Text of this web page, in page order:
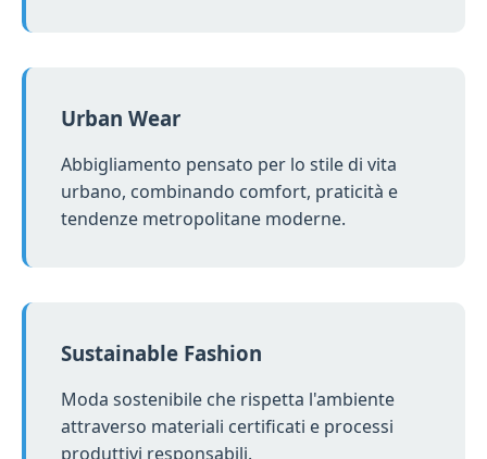
Urban Wear
Abbigliamento pensato per lo stile di vita
urbano, combinando comfort, praticità e
tendenze metropolitane moderne.
Sustainable Fashion
Moda sostenibile che rispetta l'ambiente
attraverso materiali certificati e processi
produttivi responsabili.